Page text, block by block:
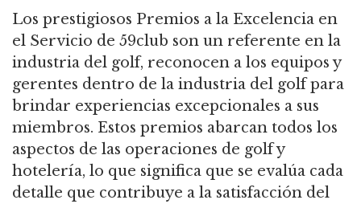
Los prestigiosos Premios a la Excelencia en
el Servicio de 59club son un referente en la
industria del golf, reconocen a los equipos y
gerentes dentro de la industria del golf para
brindar experiencias excepcionales a sus
miembros. Estos premios abarcan todos los
aspectos de las operaciones de golf y
hotelería, lo que significa que se evalúa cada
detalle que contribuye a la satisfacción del